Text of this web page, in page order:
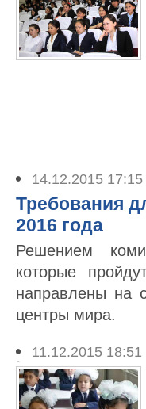
14.12.2015 17:15
Требования
2016 года
Решением
которые
направлены на
центры мира.
11.12.2015 18:51